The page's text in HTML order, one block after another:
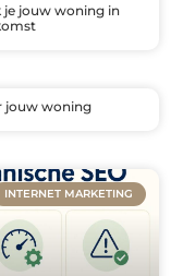
je jouw woning in
jouw woning
INTERNET MARKETING